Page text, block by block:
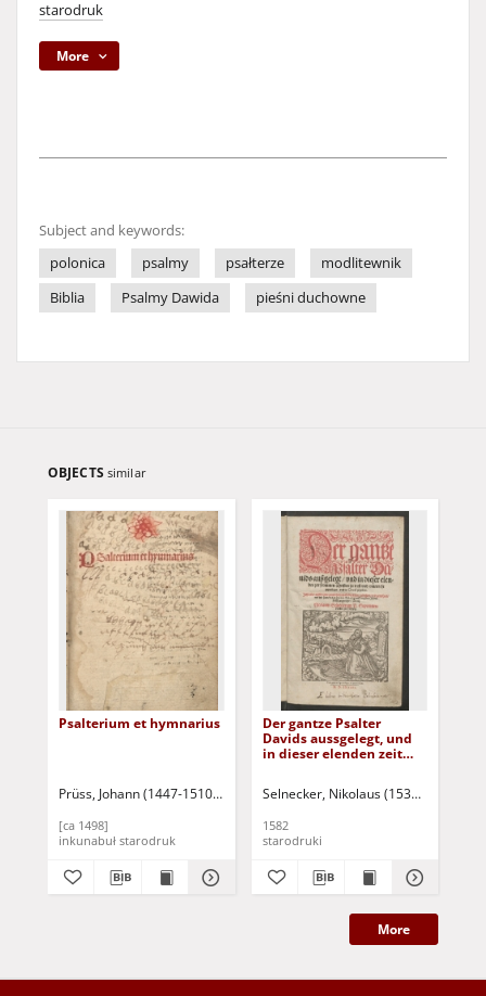
starodruk
More
Subject and keywords:
polonica
psalmy psałterze
modlitewnik
Biblia
Psalmy Dawida pieśni duchowne
OBJECTS similar
Psalterium et hymnarius
Prüss, Johann (1447-1510) - [wyd.]
[ca 1498]
inkunabuł starodruk
Der gantze Psalter
Davids aussgelegt, und
in dieser elenden zeit
geprediget, und in Druck
sonderlichen schönen
Gebetlein auff ein jeden
zugerichtet
Selnecker, Nikolaus (1530-1592)
1582
starodruki
More